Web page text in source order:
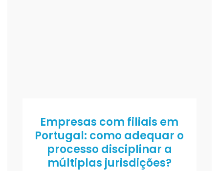
Empresas com filiais em
Portugal: como adequar o
processo disciplinar a
múltiplas jurisdições?